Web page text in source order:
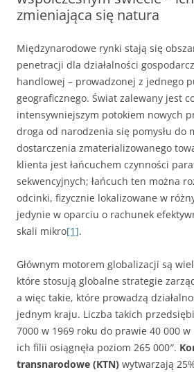
zmieniająca się natura
Międzynarodowe rynki stają się
penetracji dla działalności
handlowej – prowadzonej z jednego
geograficznego. Świat zalewany jest
intensywniejszym potokiem nowych
droga od narodzenia się pomysłu do
dostarczenia zmaterializowanego
klienta jest łańcuchem czynności
sekwencyjnych; łańcuch ten można
odcinki, fizycznie lokalizowane w
jedynie w oparciu o rachunek
skali mikro[1].
Głównym motorem globalizacji są
które stosują globalne strategie
a więc takie, które prowadzą
jednym kraju. Liczba takich
7000 w 1969 roku do prawie 40 000
ich filii osiągnęła poziom 265 000″.
transnarodowe (KTN) wytwarzają